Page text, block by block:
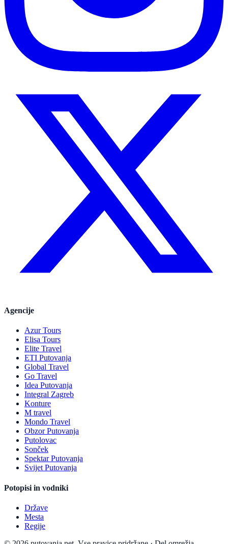
Agencije
Azur Tours
Elisa Tours
Elite Travel
ETI Putovanja
Global Travel
Go Travel
Idea Putovanja
Integral Zagreb
Konture
M travel
Mondo Travel
Obzor Putovanja
Putolovac
Sonček
Spektar Putovanja
Svijet Putovanja
Potopisi in vodniki
Države
Mesta
Regije